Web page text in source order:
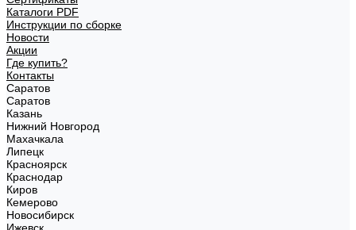
Каталоги PDF
Инструкции по сборке
Новости
Акции
Где купить?
Контакты
Саратов
Саратов
Казань
Нижний Новгород
Махачкала
Липецк
Красноярск
Краснодар
Киров
Кемерово
Новосибирск